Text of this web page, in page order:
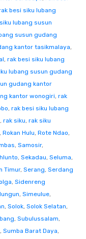
besi siku lubang
lubang susun
susun gudang
kantor tasikmalaya,
, rak besi siku lubang
lubang susun gudang
gudang kantor
kantor wonogiri, rak
, rak besi siku lubang
, rak siku, rak siku
, Rokan Hulu, Rote Ndao,
, Samosir,
, Sekadau, Seluma,
Timur, Serang, Serdang
, Sidenreng
, Simeulue,
, Solok, Solok Selatan,
, Subulussalam,
, Sumba Barat Daya,